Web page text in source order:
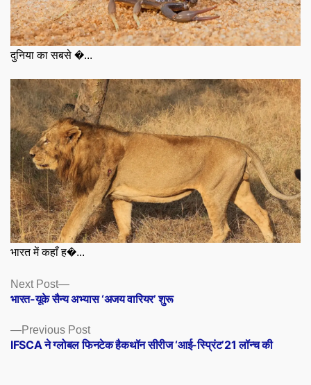
दुनिया का सबसे �...
भारत में कहाँ ह�...
Posts
navigation
Previous PostPrevious
post:
IFSCA ने ग्लोबल फिनटेक हैकथॉन सीरीज ‘आई-स्प्रिंट’21 लॉन्च की
Next Post
Next
post:
भारत-यूके सैन्य अभ्यास ‘अजय वारियर’ शुरू